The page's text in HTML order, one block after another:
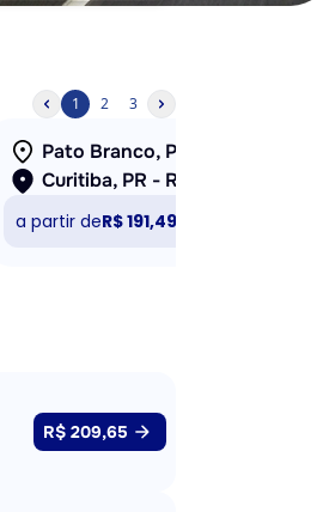
1 2 3
Pato Branco, PR
a partir deR$ 191,49
R$ 209,65